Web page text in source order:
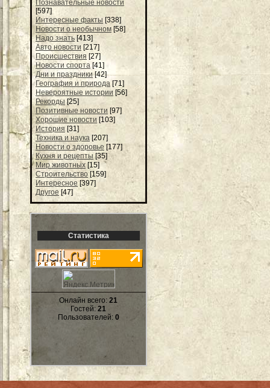
Познавательные новости
[597]
Интересные факты [338]
Новости о необычном [58]
Надо знать [413]
Авто новости [217]
Происшествия [27]
Новости спорта [41]
Дни и праздники [42]
География и природа [71]
Невероятные истории [56]
Рекорды [25]
Позитивные новости [97]
Хорошие новости [103]
История [31]
Техника и наука [207]
Новости о здоровье [177]
Кухня и рецепты [35]
Мир животных [15]
Строительство [159]
Интересное [397]
Другое [47]
Статистика
Онлайн всего:21
Гостей:21
Пользователей: 0